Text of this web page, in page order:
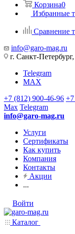
Корзина0
Избранные
Сравнение
info@garo-mag.ru
г. Санкт-
Telegram
MAX
+7 (812) 900-46-96
Max Telegram
info@garo-mag.ru
Услуги
Сертификаты
Как купить
Компания
Контакты
Акции
...
Войти
Каталог